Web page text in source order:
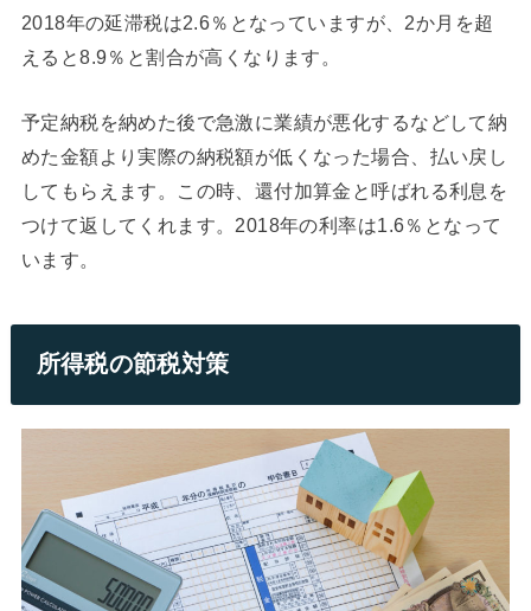
2018年の延滞税は2.6％となっていますが、2か月を超
えると8.9％と割合が高くなります。
予定納税を納めた後で急激に業績が悪化するなどして納
めた金額より実際の納税額が低くなった場合、払い戻し
してもらえます。この時、還付加算金と呼ばれる利息を
つけて返してくれます。2018年の利率は1.6％となって
います。
所得税の節税対策